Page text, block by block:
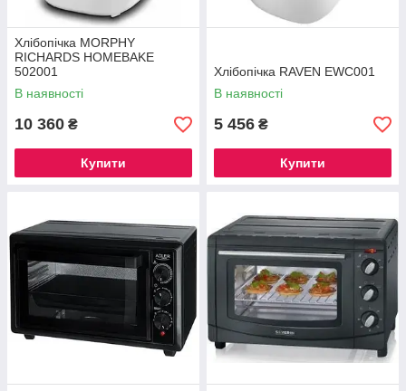
Хлібопічка MORPHY
RICHARDS HOMEBAKE
502001
В наявності
10 360 ₴
Купити
Хлібопічка RAVEN EWC001
В наявності
5 456 ₴
Купити